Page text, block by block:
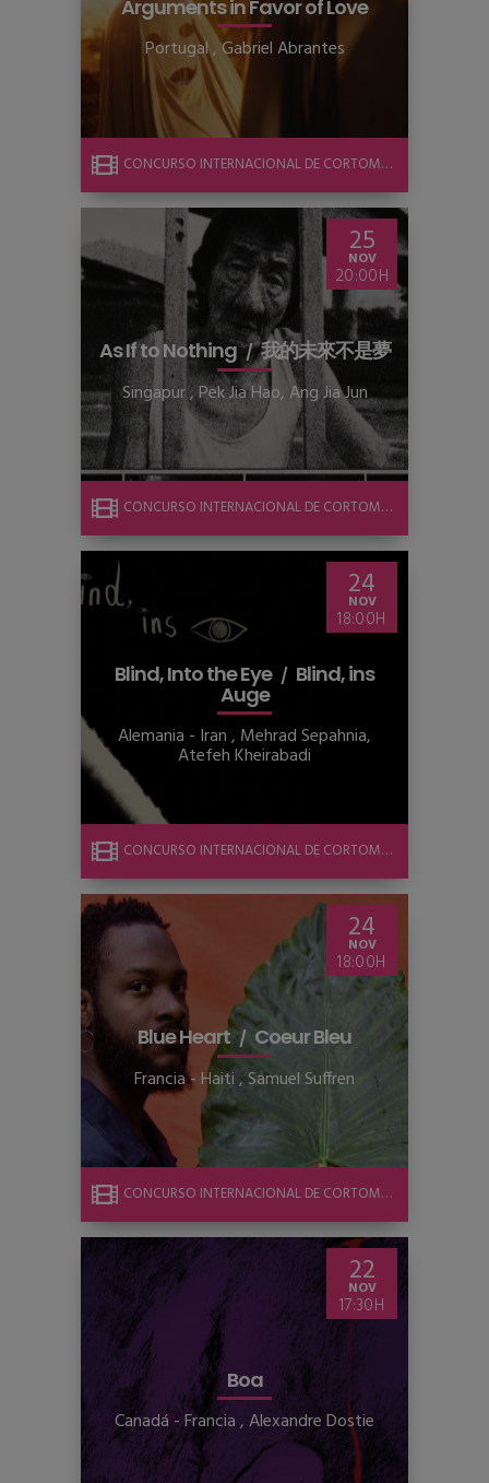
Arguments in Favor of Love
Portugal,Gabriel Abrantes
CONCURSO INTERNACIONAL DE CORTOMETRAJE
25
NOV
20:00
As If to Nothing 我的未來不是夢
Singapur,Pek Jia Hao, Ang Jia Jun
CONCURSO INTERNACIONAL DE CORTOMETRAJE
24
NOV
18:00
Blind, Into the Eye Blind, ins
Auge
Alemania - Iran, Mehrad Sepahnia,
Atefeh Kheirabadi
CONCURSO INTERNACIONAL DE CORTOMETRAJE
24
NOV
18:00
Blue Heart Coeur Bleu
Francia - Haiti, Samuel Suffren
CONCURSO INTERNACIONAL DE CORTOMETRAJE
22
NOV
17:30
Boa
Canadá - Francia,Alexandre Dostie